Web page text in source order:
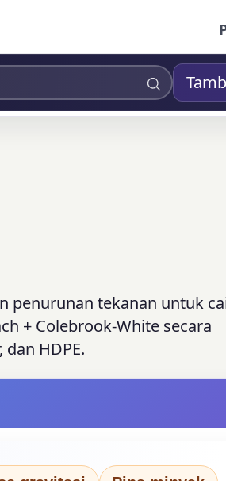
penurunan tekanan untuk
+ Colebrook-White secara
HDPE.